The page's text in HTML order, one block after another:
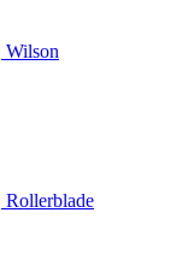
Wilson
Rollerblade